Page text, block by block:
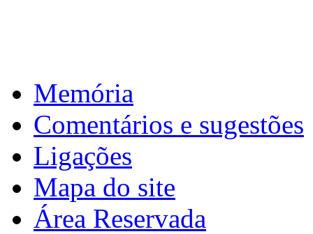
Memória
Comentários e sugestões
Ligações
Mapa do site
Área Reservada